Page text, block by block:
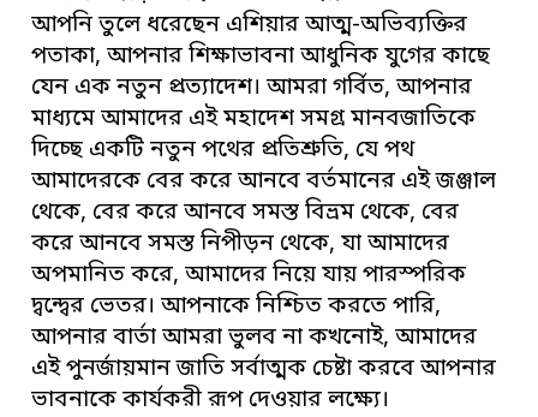
আপনি তুলে ধরেছেন এশিয়ার আত্ম-অভিব্যক্তির
পতাকা, আপনার শিক্ষাভাবনা আধুনিক যুগের কাছে
যেন এক নতুন প্রত্যাদেশ। আমরা গর্বিত, আপনার
মাধ্যমে আমাদের এই মহাদেশ সমগ্র মানবজাতিকে
দিচ্ছে একটি নতুন পথের প্রতিশ্রুতি, যে পথ
আমাদেরকে বের করে আনবে বর্তমানের এই জঞ্জাল
থেকে, বের করে আনবে সমস্ত বিভ্রম থেকে, বের
করে আনবে সমস্ত নিপীড়ন থেকে, যা আমাদের
অপমানিত করে, আমাদের নিয়ে যায় পারস্পরিক
দ্বন্দ্বের ভেতর। আপনাকে নিশ্চিত করতে পারি,
আপনার বার্তা আমরা ভুলব না কখনোই, আমাদের
এই পুনর্জায়মান জাতি সর্বাত্মক চেষ্টা করবে আপনার
ভাবনাকে কার্যকরী রূপ দেওয়ার লক্ষ্যে।